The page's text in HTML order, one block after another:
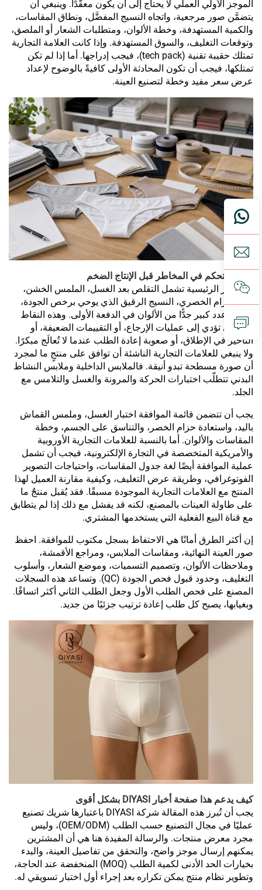
الموجز الأولي العملي لا يحتاج إلى أن يكون معقَّدًا. وينبغي أن
يتضمَّن صور مرجعية، واتجاه النسيج المفضَّل، ونطاق المقاسات،
والكمية المستهدفة، وخطة الألوان، ومتطلبات الشعار أو الملصق،
وتوقعات التغليف، والسوق المستهدفة. وإذا كانت العلامة التجارية
تمتلك حقيبة تقنية (tech pack)، فيجب إدراجها. أما إذا لم تكن
تمتلكها، فيجب أن تكون المحادثة الأولى كافيةً بالوضوح لإعداد
عرض سعر مفيد وخطة لتصنيع العينة.
كيفية التحكم في المخاطر قبل الإنتاج الضخم
المخاطر الرئيسية تشمل التقلص بعد الغسل، الملمس الخشن،
لفّ الحزام الخصري، النسيج الرقيق الذي يوحي برخص الجودة،
ووجود عدد كبير جدًّا من الألوان في الدفعة الأولى. وهذه النقاط
هي التي تؤدي إلى عمليات الإرجاع، أو التقييمات الضعيفة، أو
التأخير في الإطلاق، أو صعوبة إعادة الطلب عندما لا تُعالَج مبكرًا.
ولا ينبغي للعلامات التجارية الناشئة أن توافق على منتجٍ ما لمجرد
أن صورة مسطحة تبدو أنيقة. فالملابس الداخلية وملابس النشاط
البدني تتطلّب اختبارات الحركة والمرونة والغسل والتلامس مع
الجلد.
يجب أن تتضمن قائمة الموافقة اختبار الغسل، وملمس القماش
باليد، واستعادة حزام الخصر، والتناسق على الجسم، وخطة
المقاسات والألوان. أما بالنسبة للعلامات التجارية الأوروبية
والأمريكية المتخصصة في التجارة الإلكترونية، فيجب أن تشمل
عملية الموافقة أيضًا لغة جدول المقاسات، واحتياجات التصوير
الفوتوغرافي، وطريقة عرض التغليف، وكيفية مقارنة العميل لهذا
المنتج مع العلامات التجارية الموجودة مسبقًا. فقد يُقبل منتجٌ ما
على طاولة العينات بالمصنع، لكنه قد يفشل مع ذلك إذا لم يتطابق
مع قناة البيع الفعلية التي يستخدمها المشتري.
إن أكثر الطرق أمانًا هي الاحتفاظ بسجل مكتوب للموافقة. احفظ
صور العينة النهائية، ومقاسات الملابس، ومراجع الأقمشة،
وملاحظات الألوان، وتصميم التسميات، وموضع الشعار، وأسلوب
التغليف، وحدود قبول فحص الجودة (QC). وتساعد هذه السجلات
المصنع على فحص الطلب الأول وجعل الطلب الثاني أكثر اتساقًا.
وبغيابها، يصبح كل طلب إعادة ترتيب جزئيًا من جديد.
كيف يدعم هذا صفحة أخبار DIYASI بشكل أقوى
يجب أن تُبرز هذه المقالة شركة DIYASI باعتبارها شريك تصنيع
عمليًا في مجال التصنيع حسب الطلب (OEM/ODM)، وليس
مجرد معرض منتجات. والرسالة المفيدة هنا هي أن المشترين
يمكنهم إرسال موجز واضح، والتحقق من تفاصيل العينة، والبدء
بخيارات الحد الأدنى لكمية الطلب (MOQ) المنخفضة عند الحاجة،
وتطوير نظام منتج يمكن تكراره بعد إجراء أول اختبار تسويقي له.